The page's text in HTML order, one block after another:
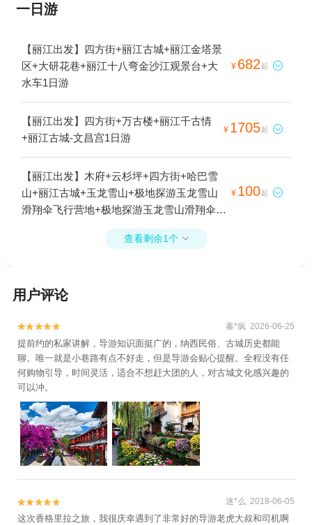
一日游
【丽江出发】四方街+丽江古城+丽江金塔景
区+大研花巷+丽江十八弯金沙江观景台+大
水车1日游
¥ 682 起 
【丽江出发】四方街+万古楼+丽江千古情
+丽江古城-文昌宫1日游
¥ 1705起 
【丽江出发】木府+云杉坪+四方街+哈巴雪
山+丽江古城+玉龙雪山+极地探游玉龙雪山
滑翔伞飞行营地+极地探游玉龙雪山滑翔伞飞
行营地+香格里拉虎跳峡景区-虎跳石1日游
¥ 100起 
查看剩余1个 
用户评论

 蓁*疯 2026-06-25
提前约的私家讲解，导游知识面挺广的，纳西民俗、古城历史都能
聊。唯一就是小巷路有点不好走，但是导游会贴心提醒。全程没有任
何购物引导，时间灵活，适合不想赶大团的人，对古城文化感兴趣的
可以冲。

 迷*么 2018-06-05
这次香格里拉之旅，我很庆幸遇到了非常好的导游老虎大叔和司机啊